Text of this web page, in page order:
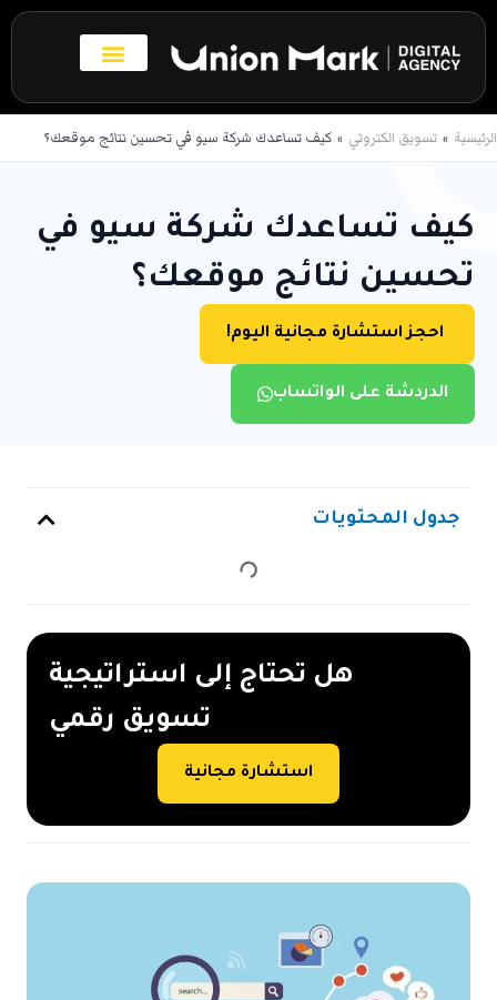
تخطي
المحتوى
الرئيسية تسويق الكتروني كيف تساعدك شركة سيو في تحسين نتائج موقعك؟
كيف تساعدك شركة سيو في
تحسين نتائج موقعك؟
احجز استشارة مجانية اليوم!
الدردشة على الواتساب
جدول المحتويات
هل تحتاج إلى استراتيجية
تسويق رقمي
استشارة مجانية